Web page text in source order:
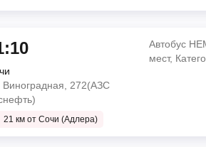
Виноградная, 272(АЗС
21 км от Сочи (Адлера)
Автобус
мест,